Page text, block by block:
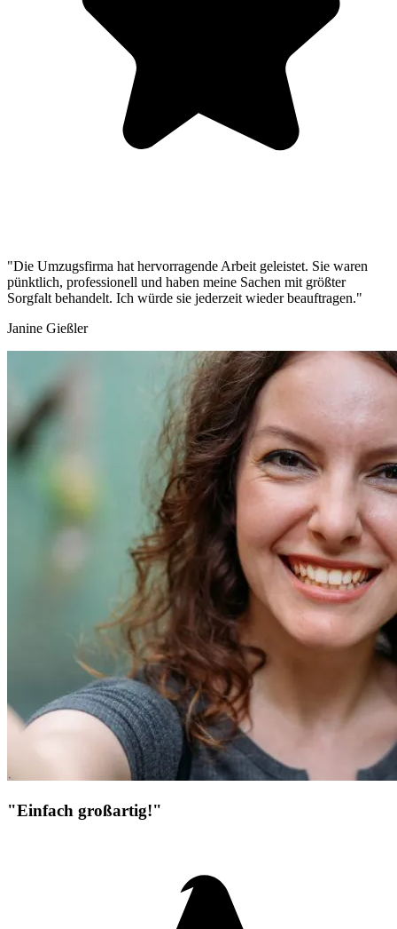
"Die Umzugsfirma hat hervorragende Arbeit geleistet. Sie waren
pünktlich, professionell und haben meine Sachen mit größter
Sorgfalt behandelt. Ich würde sie jederzeit wieder beauftragen."
Janine Gießler
"Einfach großartig!"